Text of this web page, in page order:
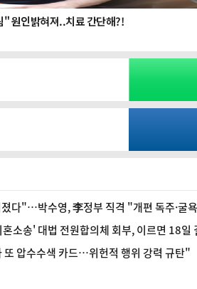
다"…박수영, 李정부 직격 "개편 독주·굴
소송' 대법 전원합의체 회부, 이르면 18
또 압수수색 카드…위헌적 행위 강력 규탄"